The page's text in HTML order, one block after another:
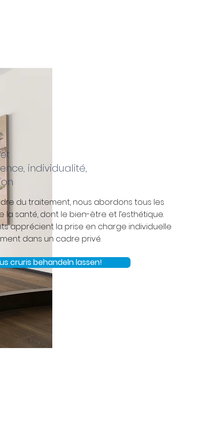
individualité,
du traitement, nous abordons tous les
la santé, dont le bien-être et l’esthétique.
apprécient la prise en charge individuelle
dans un cadre privé.
cruris behandeln lassen!